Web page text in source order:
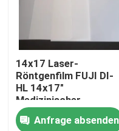
Startseite
14x17 Laser-
Röntgenfilm FUJI DI-
HL 14x17"
Medizinischer
Laserfilm Fuji
Trockenfilm
Anfrage absenden